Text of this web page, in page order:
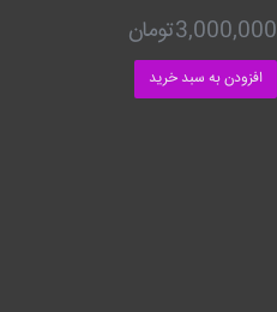
3,000,000تومان
افزودن به سبد خرید